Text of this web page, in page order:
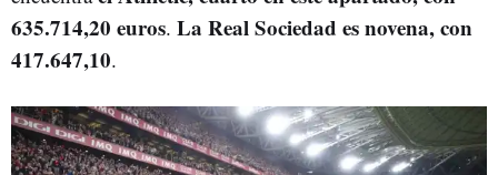
635.714,20 euros. La Real Sociedad es novena, con
417.647,10.